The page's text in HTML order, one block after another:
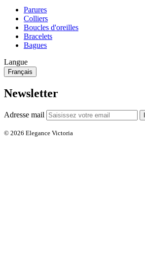
Parures
Colliers
Boucles d'oreilles
Bracelets
Bagues
Langue
Français
Newsletter
Adresse mail
© 2026 Elegance Victoria